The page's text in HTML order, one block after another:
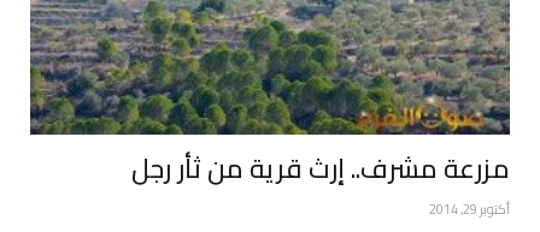
مزرعة مشرف.. إرث قرية من ثأر رجل
أكتوبر 29, 2014